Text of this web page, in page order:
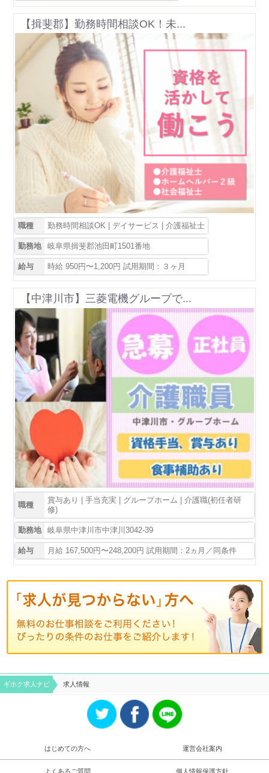
【揖斐郡】勤務時間相談OK！未...
職種 勤務時間相談OK | デイサービス | 介護福祉士
勤務地 岐阜県揖斐郡池田町1501番地
給与 時給 950円〜1,200円 試用期間：３ヶ月
【中津川市】三菱電機グループで...
職種
賞与あり | 手当充実 | グループホーム | 介護職(初任者研
修)
勤務地 岐阜県中津川市中津川3042-39
給与 月給 167,500円〜248,200円 試用期間：2ヵ月／同条件
ギホク求⼈ナビ 求人情報
はじめての方へ 運営会社案内
よくあるご質問 個人情報保護方針